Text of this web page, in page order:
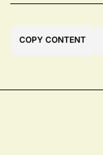
COPY CONTENT